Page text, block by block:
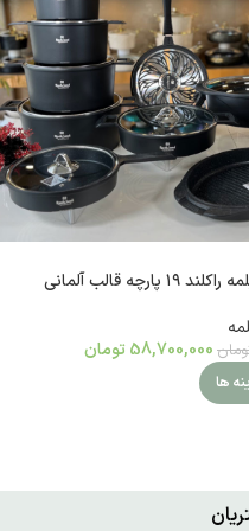
قالب آلمانی
58,700,000 تومان
ها